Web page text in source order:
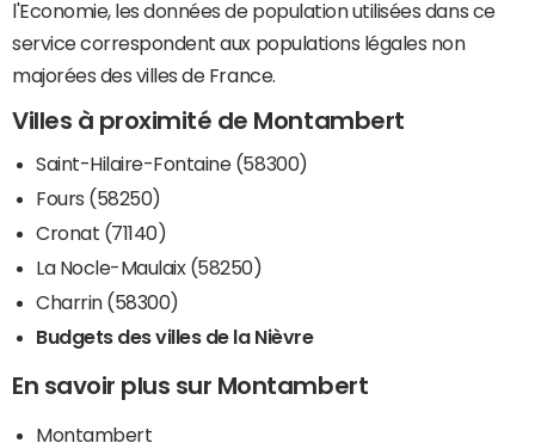
l'Economie, les données de population utilisées dans ce
service correspondent aux populations légales non
majorées des villes de France.
Villes à proximité de Montambert
Saint-Hilaire-Fontaine (58300)
Fours (58250)
Cronat (71140)
La Nocle-Maulaix (58250)
Charrin (58300)
Budgets des villes de la Nièvre
En savoir plus sur Montambert
Montambert